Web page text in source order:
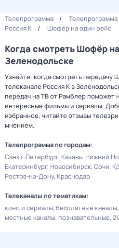
Телепрограмма
Россия К
Шофёр на один рейс
Когда смотреть Шофёр
Зеленодольске
Узнайте, когда смотреть передачу
телеканале Россия К в
передач на ТВ от Рамблер поможет
интересные фильмы и сериалы.
избранное, читайте отзывы
мнением.
Телепрограмма по городам:
Санкт-Петербург Казань Нижний
Екатеринбург Новосибирск Сочи
Ростов-на-Дону Краснодар
Телеканалы по тематикам:
кино и сериалы бесплатные каналы
местные каналы познавательные